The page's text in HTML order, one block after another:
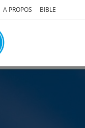
A PROPOS BIBLE